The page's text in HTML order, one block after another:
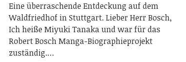
Eine überraschende Entdeckung auf dem
Waldfriedhof in Stuttgart. Lieber Herr Bosch,
Ich heiße Miyuki Tanaka und war für das
Robert Bosch Manga-Biographieprojekt
zuständig.…